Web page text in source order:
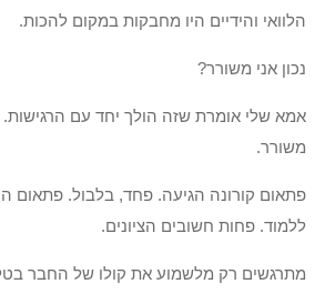
הלוואי והידיים היו מחבקות במקום להכות.
נכון אני משורר?
אמא שלי אומרת שזה הולך יחד עם
משורר.
פתאום קורונה הגיעה. פחד, בלבול. פתאום
ללמוד. פחות חשובים הציונים.
מתרגשים רק מלשמוע את קולו של החבר